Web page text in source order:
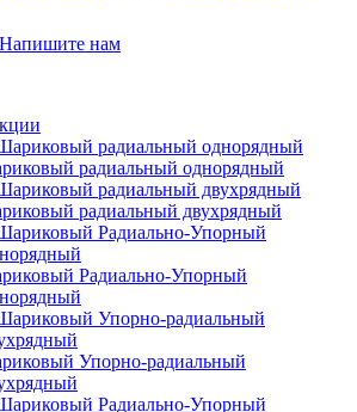
Напишите нам
радиальный однорядный
радиальный двухрядный
Радиально-Упорный
Упорно-радиальный